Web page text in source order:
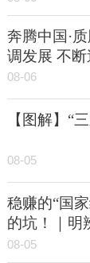
奔腾中国·
调发展 不断
08-06
【图解】“
08-05
稳赚的“国
的坑！｜明
08-05